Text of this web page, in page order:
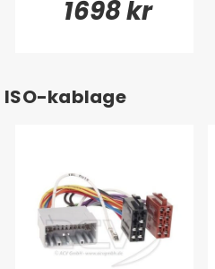
1698 kr
ISO-kablage